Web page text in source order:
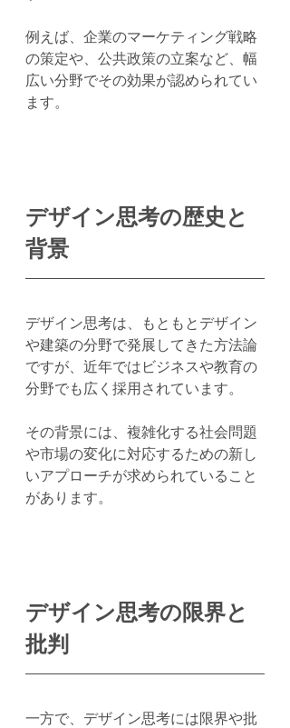
例えば、企業のマーケティング戦略
の策定や、公共政策の立案など、幅
広い分野でその効果が認められてい
ます。
デザイン思考の歴史と
背景
デザイン思考は、もともとデザイン
や建築の分野で発展してきた方法論
ですが、近年ではビジネスや教育の
分野でも広く採用されています。
その背景には、複雑化する社会問題
や市場の変化に対応するための新し
いアプローチが求められていること
があります。
デザイン思考の限界と
批判
一方で、デザイン思考には限界や批